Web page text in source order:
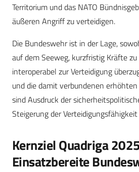
Territorium und das NATO
äußeren Angriff zu verteidigen.
Die Bundeswehr ist in der Lage,
auf dem Seeweg, kurzfristig Kräfte
interoperabel zur Verteidigung
und die damit verbundenen
sind Ausdruck der
Steigerung der
Kernziel Quadriga
Einsatzbereite